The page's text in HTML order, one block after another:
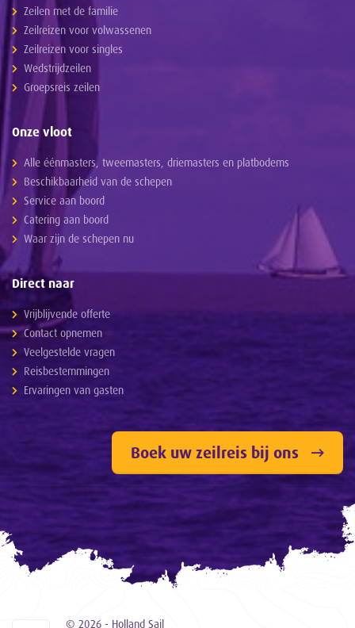
Zeilen met de familie
Zeilreizen voor volwassenen
Zeilreizen voor singles
Wedstrijdzeilen
Groepsreis zeilen
Onze vloot
Alle éénmasters, tweemasters, driemasters en platbodems
Beschikbaarheid van de schepen
Service aan boord
Catering aan boord
Waar zijn de schepen nu
Direct naar
Vrijblijvende offerte
Contact opnemen
Veelgestelde vragen
Reisbestemmingen
Ervaringen van gasten
Boek uw zeilreis bij ons
© 2026 - Holland Sail